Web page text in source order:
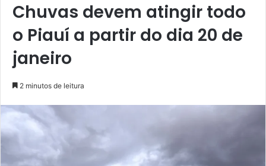
Chuvas devem atingir todo
o Piauí a partir do dia 20 de
janeiro
2 minutos de leitura